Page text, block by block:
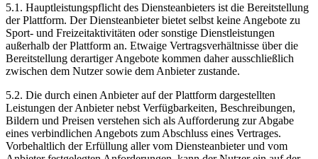
5.1. Hauptleistungspflicht des Diensteanbieters ist die Bereitstellung
der Plattform. Der Diensteanbieter bietet selbst keine Angebote zu
Sport- und Freizeitaktivitäten oder sonstige Dienstleistungen
außerhalb der Plattform an. Etwaige Vertragsverhältnisse über die
Bereitstellung derartiger Angebote kommen daher ausschließlich
zwischen dem Nutzer sowie dem Anbieter zustande.
5.2. Die durch einen Anbieter auf der Plattform dargestellten
Leistungen der Anbieter nebst Verfügbarkeiten, Beschreibungen,
Bildern und Preisen verstehen sich als Aufforderung zur Abgabe
eines verbindlichen Angebots zum Abschluss eines Vertrages.
Vorbehaltlich der Erfüllung aller vom Diensteanbieter und vom